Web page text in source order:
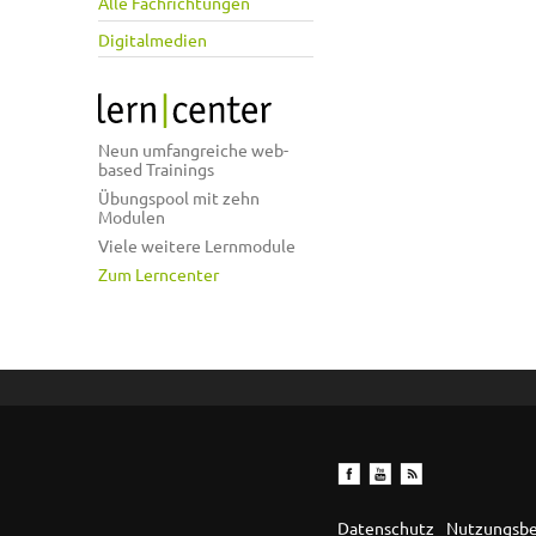
Digitalmedien
Neun umfangreiche web-
based Trainings
Übungspool mit zehn
Modulen
Viele weitere Lernmodule
Zum Lerncenter
Datenschutz